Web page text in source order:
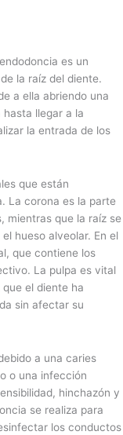
es un
la raíz del diente.
a ella abriendo una
llegar a la
la entrada de los
que están
La corona es la parte
mientras que la raíz se
hueso alveolar. En el
que contiene los
La pulpa es vital
el diente ha
sin afectar su
a una caries
o una infección
hinchazón y
se realiza para
los conductos